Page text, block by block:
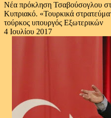
Νέα πρόκληση Τσαβούσογλου
Kυπριακό. «Τουρκικά
τούρκος υπουργός Εξωτερικών
4 Ιουλίου 2017